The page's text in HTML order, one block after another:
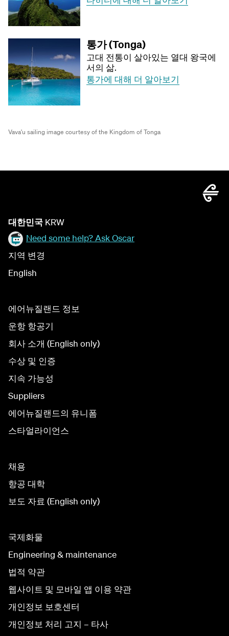
통가 (Tonga)
고대 전통이 살아있는 열대 왕국에
서의 삶.
통가에 대해 더 알아보기
Vava'u sailing image courtesy of the Kingdom of Tonga
대한민국 KRW
Need some help? Ask Oscar
지역 변경
English
에어뉴질랜드 정보
운항 항공기
회사 소개 (English only)
수상 및 인증
지속 가능성
Suppliers
에어뉴질랜드의 유니폼
스타얼라이언스
채용
항공 대학
보도 자료 (English only)
국제화물
Engineering & maintenance
법적 약관
웹사이트 및 모바일 앱 이용 약관
개인정보 보호센터
개인정보 처리 고지 – 타사